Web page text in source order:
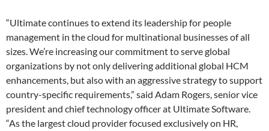
“Ultimate continues to extend its leadership for people
management in the cloud for multinational businesses of all
sizes. We’re increasing our commitment to serve global
organizations by not only delivering additional global HCM
enhancements, but also with an aggressive strategy to support
country-specific requirements,” said Adam Rogers, senior vice
president and chief technology officer at Ultimate Software.
“As the largest cloud provider focused exclusively on HR,